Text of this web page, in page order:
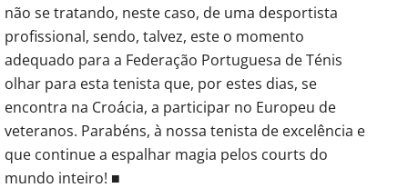
não se tratando, neste caso, de uma desportista
profissional, sendo, talvez, este o momento
adequado para a Federação Portuguesa de Ténis
olhar para esta tenista que, por estes dias, se
encontra na Croácia, a participar no Europeu de
veteranos. Parabéns, à nossa tenista de excelência e
que continue a espalhar magia pelos courts do
mundo inteiro! ■